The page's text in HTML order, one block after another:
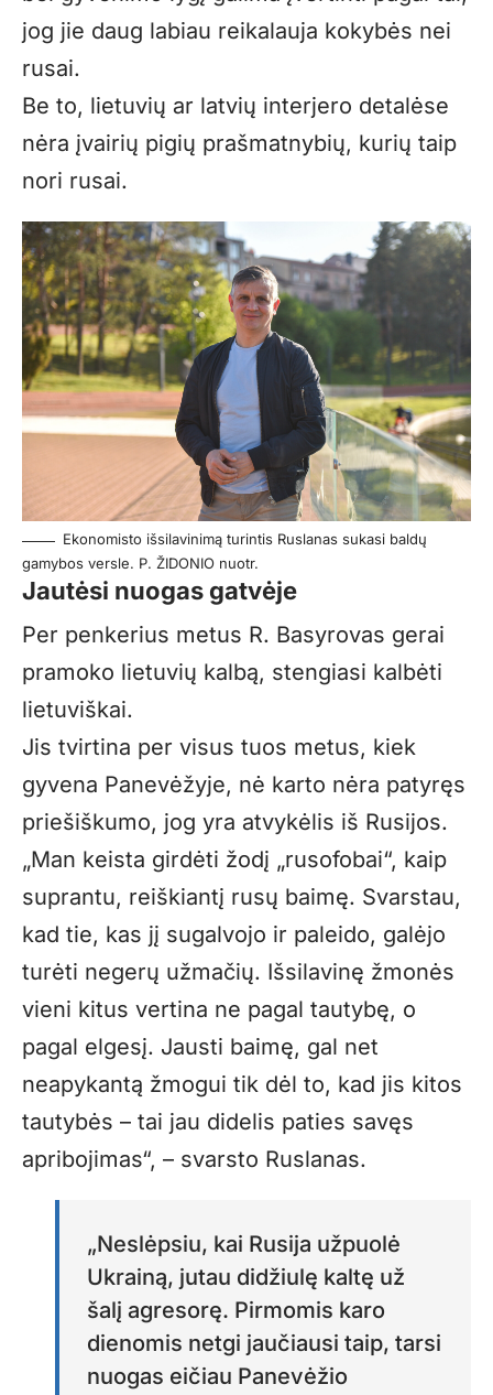
jog jie daug labiau reikalauja kokybės nei
rusai.
Be to, lietuvių ar latvių interjero detalėse
nėra įvairių pigių prašmatnybių, kurių taip
nori rusai.
Ekonomisto išsilavinimą turintis Ruslanas sukasi baldų
gamybos versle. P. ŽIDONIO nuotr.
Jautėsi nuogas gatvėje
Per penkerius metus R. Basyrovas gerai
pramoko lietuvių kalbą, stengiasi kalbėti
lietuviškai.
Jis tvirtina per visus tuos metus, kiek
gyvena Panevėžyje, nė karto nėra patyręs
priešiškumo, jog yra atvykėlis iš Rusijos.
„Man keista girdėti žodį „rusofobai“, kaip
suprantu, reiškiantį rusų baimę. Svarstau,
kad tie, kas jį sugalvojo ir paleido, galėjo
turėti negerų užmačių. Išsilavinę žmonės
vieni kitus vertina ne pagal tautybę, o
pagal elgesį. Jausti baimę, gal net
neapykantą žmogui tik dėl to, kad jis kitos
tautybės – tai jau didelis paties savęs
apribojimas“, – svarsto Ruslanas.
„Neslėpsiu, kai Rusija užpuolė
Ukrainą, jutau didžiulę kaltę už
šalį agresorę. Pirmomis karo
dienomis netgi jaučiausi taip, tarsi
nuogas eičiau Panevėžio